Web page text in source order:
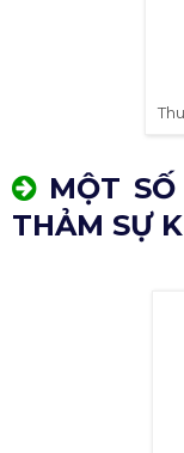
MỘT
THẢM SỰ